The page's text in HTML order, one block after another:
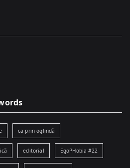
ca prin oglindă
editorial EgoPHobia #22